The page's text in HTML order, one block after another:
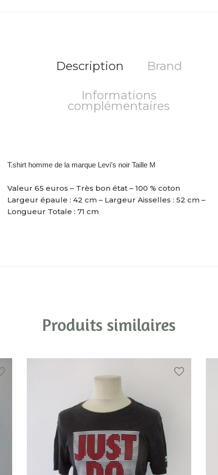
Description Brand
Informations
complémentaires
T.shirt homme de la marque Levi’s noir Taille M
Valeur 65 euros – Très bon état – 100 % coton
Largeur épaule : 42 cm – Largeur Aisselles : 52 cm –
Longueur Totale : 71 cm
Produits similaires